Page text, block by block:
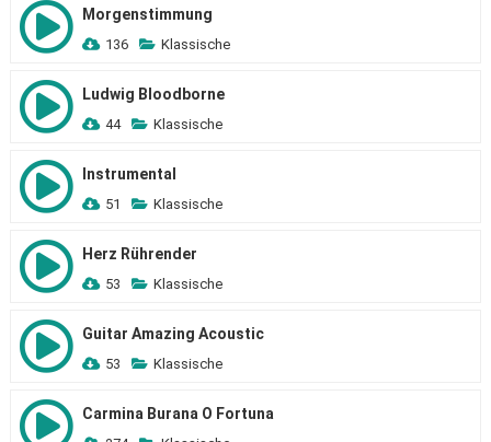
Morgenstimmung
136 Klassische
Ludwig Bloodborne
44 Klassische
Instrumental
51 Klassische
Herz Rührender
53 Klassische
Guitar Amazing Acoustic
53 Klassische
Carmina Burana O Fortuna